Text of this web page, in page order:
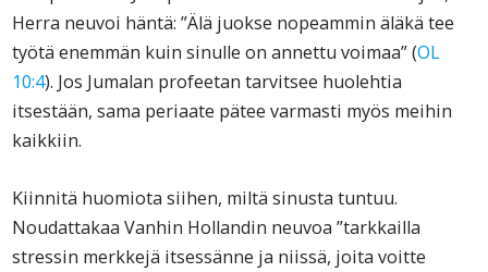
Herra neuvoi häntä: ”Älä juokse nopeammin äläkä tee
työtä enemmän kuin sinulle on annettu voimaa” (OL
10:4). Jos Jumalan profeetan tarvitsee huolehtia
itsestään, sama periaate pätee varmasti myös meihin
kaikkiin.
Kiinnitä huomiota siihen, miltä sinusta tuntuu.
Noudattakaa Vanhin Hollandin neuvoa ”tarkkailla
stressin merkkejä itsessänne ja niissä, joita voitte